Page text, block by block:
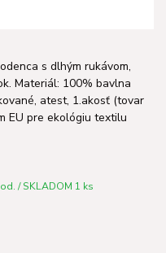
s dlhým rukávom,
Materiál: 100% bavlna
atest, 1.akosť (tovar
EU pre ekológiu textilu
/ SKLADOM 1 ks